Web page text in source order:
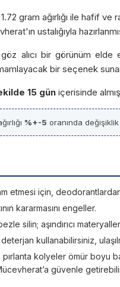
gram ağırlığı ile hafif ve
ustalığıyla
alıcı bir görünüm
bir seçenek
15 gün içerisinde
%+-5 oranında
etmesi için,
kararmasını engeller.
silin; aşındırıcı
deterjan kullanabilirsiniz,
pırlanta kolyeler ömür boyu
güvenle